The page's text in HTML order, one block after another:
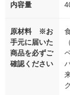
内容量
原材料 ※お
手元に届いた
商品を必ずご
確認ください